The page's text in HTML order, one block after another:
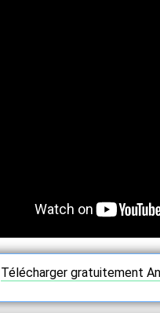
Télécharger gratuitement